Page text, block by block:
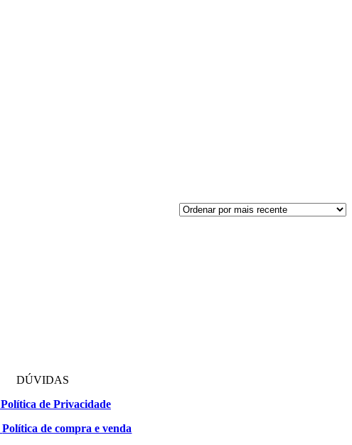
DÚVIDAS
Política de Privacidade
Política de compra e venda